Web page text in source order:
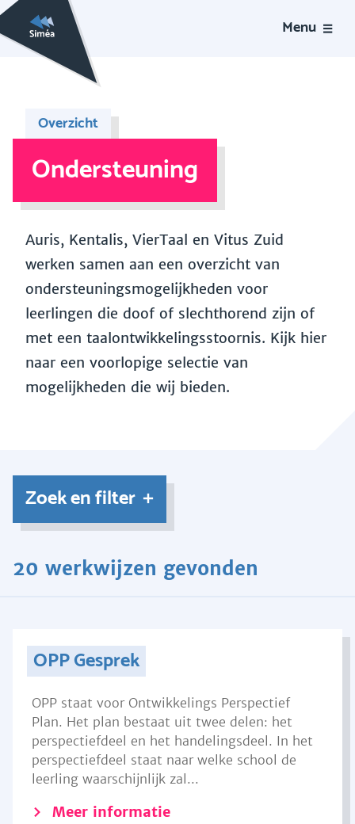
Menu
Overzicht
Ondersteuning
Auris, Kentalis, VierTaal en Vitus Zuid
werken samen aan een overzicht van
ondersteuningsmogelijkheden voor
leerlingen die doof of slechthorend zijn of
met een taalontwikkelingsstoornis. Kijk hier
naar een voorlopige selectie van
mogelijkheden die wij bieden.
Zoek en filter
20 werkwijzen gevonden
OPP Gesprek
OPP staat voor Ontwikkelings Perspectief
Plan. Het plan bestaat uit twee delen: het
perspectiefdeel en het handelingsdeel. In het
perspectiefdeel staat naar welke school de
leerling waarschijnlijk zal...
Meer informatie